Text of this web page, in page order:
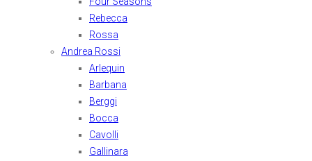
Rebecca
Rossa
Andrea Rossi
Arlequin
Barbana
Berggi
Bocca
Cavolli
Gallinara